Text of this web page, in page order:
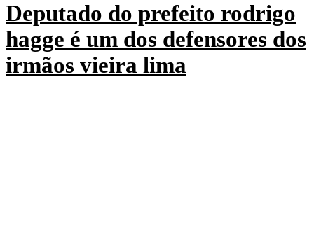
Deputado do prefeito rodrigo
hagge é um dos defensores dos
irmãos vieira lima